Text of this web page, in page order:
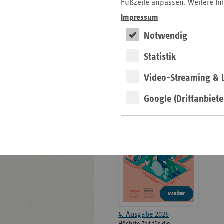
Fußzeile anpassen. Weitere
Impressum
Notwendig
Statistik
Video-Streaming &
Google
Informationen
Der vdek
Karriere
Die GKV
ePaper
weiter
4. Ausgabe 2026